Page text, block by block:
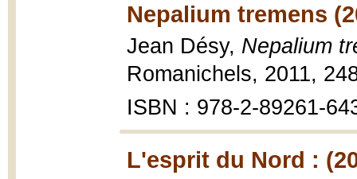
Nepalium tremens
Jean Désy, Nepalium
Romanichels, 2011,
ISBN : 978-2-89261-
L'esprit du Nord :